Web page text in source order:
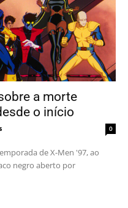
a morte
o início
0
de X-Men '97, ao
negro aberto por